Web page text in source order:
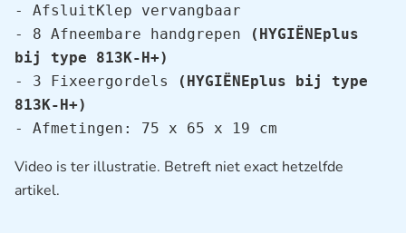
- AfsluitKlep vervangbaar
- 8 Afneembare handgrepen
(HYGIËNEplus
bij type 813K-H+)
- 3 Fixeergordels
(HYGIËNEplus bij type
813K-H+)
- Afmetingen: 75 x 65 x 19 cm
Video is ter illustratie. Betreft niet exact hetzelfde
artikel.